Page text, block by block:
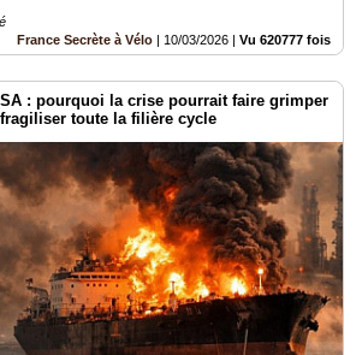
France Secrète à Vélo | 10/03/2026 | Vu 620777 fois
: pourquoi la crise pourrait faire grimper
toute la filière cycle